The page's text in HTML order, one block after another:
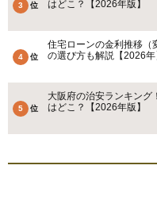
はどこ？【2026年版】
住宅ローンの金利推移（
の選び方も解説【2026年
大阪府の治安ランキン
はどこ？【2026年版】